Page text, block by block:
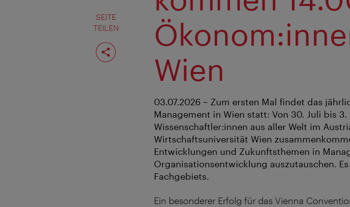
SEITE
TEILEN
Seite
teilen
Wien
03.07.2026 – Zum ersten Mal findet das
Management in Wien statt: Von 30. Juli bis
Wissenschaftler:innen aus aller Welt im
Wirtschaftsuniversität Wien
Entwicklungen und Zukunftsthemen in
Organisationsentwicklung auszutauschen.
Fachgebiets.
Ein besonderer Erfolg für das Vienna